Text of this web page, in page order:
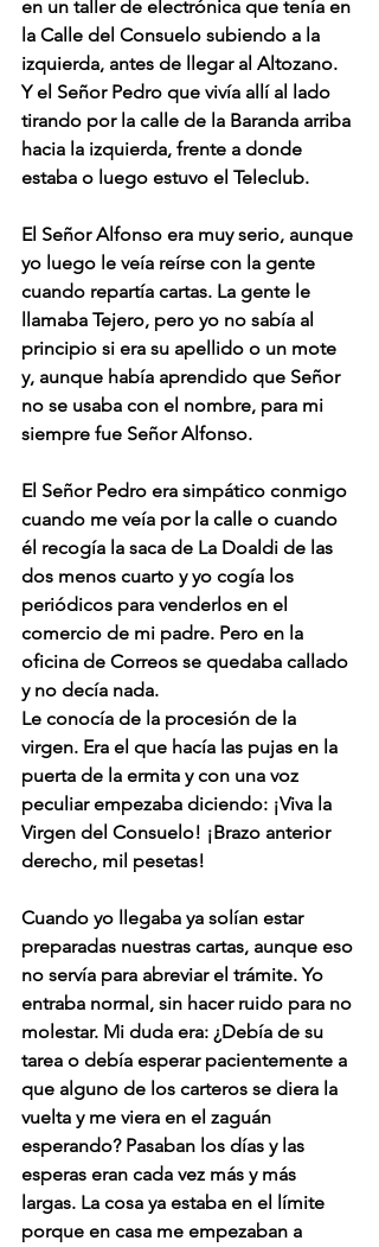
en un taller de electrónica que tenía en
la Calle del Consuelo subiendo a la
izquierda, antes de llegar al Altozano.
Y el Señor Pedro que vivía allí al lado
tirando por la calle de la Baranda arriba
hacia la izquierda, frente a donde
estaba o luego estuvo el Teleclub.
El Señor Alfonso era muy serio, aunque
yo luego le veía reírse con la gente
cuando repartía cartas. La gente le
llamaba Tejero, pero yo no sabía al
principio si era su apellido o un mote
y, aunque había aprendido que Señor
no se usaba con el nombre, para mi
siempre fue Señor Alfonso.
El Señor Pedro era simpático conmigo
cuando me veía por la calle o cuando
él recogía la saca de La Doaldi de las
dos menos cuarto y yo cogía los
periódicos para venderlos en el
comercio de mi padre. Pero en la
oficina de Correos se quedaba callado
y no decía nada.
Le conocía de la procesión de la
virgen. Era el que hacía las pujas en la
puerta de la ermita y con una voz
peculiar empezaba diciendo: ¡Viva la
Virgen del Consuelo! ¡Brazo anterior
derecho, mil pesetas!
Cuando yo llegaba ya solían estar
preparadas nuestras cartas, aunque eso
no servía para abreviar el trámite. Yo
entraba normal, sin hacer ruido para no
molestar. Mi duda era: ¿Debía de su
tarea o debía esperar pacientemente a
que alguno de los carteros se diera la
vuelta y me viera en el zaguán
esperando? Pasaban los días y las
esperas eran cada vez más y más
largas. La cosa ya estaba en el límite
porque en casa me empezaban a